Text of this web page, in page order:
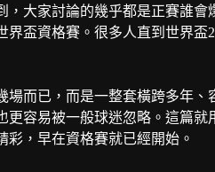
，大家討論的幾乎都是正賽誰
界盃資格賽。很多人直到世界盃
場而已，而是一整套橫跨多年
更容易被一般球迷忽略。這篇
彩，早在資格賽就已經開始。